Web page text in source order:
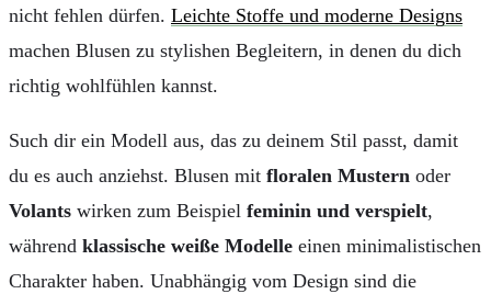
nicht fehlen dürfen. Leichte Stoffe und moderne Designs
machen Blusen zu stylishen Begleitern, in denen du dich
richtig wohlfühlen kannst.
Such dir ein Modell aus, das zu deinem Stil passt, damit
du es auch anziehst. Blusen mit floralen Mustern oder
Volants wirken zum Beispiel feminin und verspielt,
während klassische weiße Modelle einen minimalistischen
Charakter haben. Unabhängig vom Design sind die